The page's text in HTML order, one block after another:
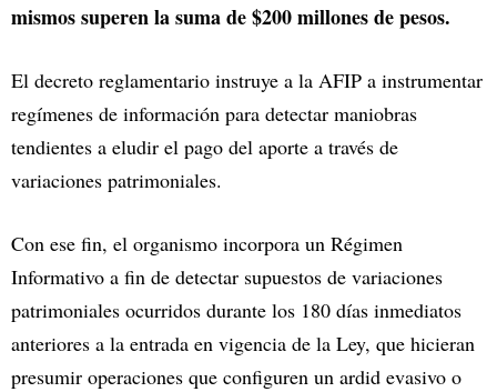
mismos superen la suma de $200 millones de pesos.
El decreto reglamentario instruye a la AFIP a instrumentar
regímenes de información para detectar maniobras
tendientes a eludir el pago del aporte a través de
variaciones patrimoniales.
Con ese fin, el organismo incorpora un Régimen
Informativo a fin de detectar supuestos de variaciones
patrimoniales ocurridos durante los 180 días inmediatos
anteriores a la entrada en vigencia de la Ley, que hicieran
presumir operaciones que configuren un ardid evasivo o